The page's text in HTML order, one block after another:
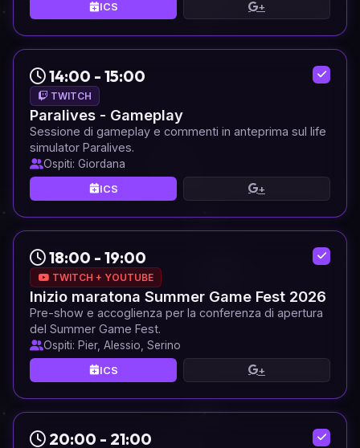
ICS +
14:00 - 15:00
TWITCH
Paralives - Gameplay
Sessione di gameplay e commenti in anteprima sul life
simulator Paralives.
Ospiti: Giordana
ICS +
18:00 - 19:00
TWITCH + YOUTUBE
Inizio maratona Summer Game Fest 2026
Pre-show e accoglienza per la conferenza di apertura
del Summer Game Fest.
Ospiti: Pier, Alessio, Serino
ICS +
20:00 - 21:00